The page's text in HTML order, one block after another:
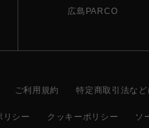
広島PARCO
ご利用規約 特定商取引法な
リシー クッキーポリシー ソ